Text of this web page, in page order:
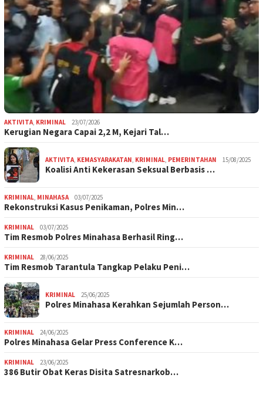
AKTIVITA, KRIMINAL 23/07/2026
Kerugian Negara Capai 2,2 M, Kejari Tal…
AKTIVITA, KEMASYARAKATAN, KRIMINAL, PEMERINTAHAN 15/08/2025
Koalisi Anti Kekerasan Seksual Berbasis …
KRIMINAL, MINAHASA 03/07/2025
Rekonstruksi Kasus Penikaman, Polres Min…
KRIMINAL 03/07/2025
Tim Resmob Polres Minahasa Berhasil Ring…
KRIMINAL 28/06/2025
Tim Resmob Tarantula Tangkap Pelaku Peni…
KRIMINAL 25/06/2025
Polres Minahasa Kerahkan Sejumlah Person…
KRIMINAL 24/06/2025
Polres Minahasa Gelar Press Conference K…
KRIMINAL 23/06/2025
386 Butir Obat Keras Disita Satresnarkob…